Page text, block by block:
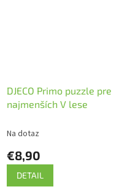
DJECO Primo puzzle pre
najmenších V lese
Na dotaz
€8,90
DETAIL